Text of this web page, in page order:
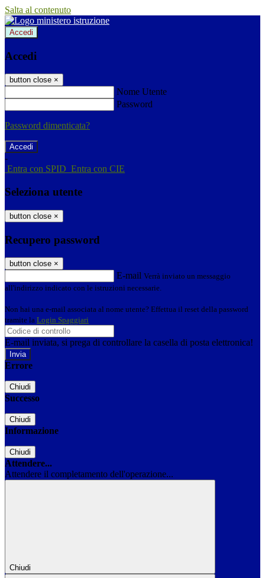
Salta al contenuto
Accedi
Accedi
button close ×
Nome Utente
Password
Password dimenticata?
-
Entra con SPID Entra con CIE
Seleziona utente
button close ×
Recupero password
button close ×
E-mail Verrà inviato un messaggio
all'indirizzo indicato con le istruzioni necessarie.
Non hai una e-mail associata al nome utente? Effettua il reset della password
tramite la Login Spaggiari
E-mail inviata, si prega di controllare la casella di posta elettronica!
Errore
Chiudi
Successo
Chiudi
Informazione
Chiudi
Attendere...
Attendere il completamento dell'operazione...
Chiudi